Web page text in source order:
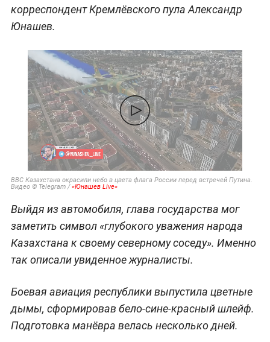
корреспондент Кремлёвского пула Александр
Юнашев.
ВВС Казахстана окрасили небо в цвета флага России перед встречей Путина.
Видео © Telegram /«Юнашев Live»
Выйдя из автомобиля, глава государства мог
заметить символ «глубокого уважения народа
Казахстана к своему северному соседу». Именно
так описали увиденное журналисты.
Боевая авиация республики выпустила цветные
дымы, сформировав бело-сине-красный шлейф.
Подготовка манёвра велась несколько дней.